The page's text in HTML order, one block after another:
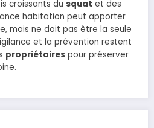
croissants du squat et des
habitation peut apporter
mais ne doit pas être la seule
et la prévention restent
propriétaires pour préserver